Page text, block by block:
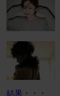
結果・・・